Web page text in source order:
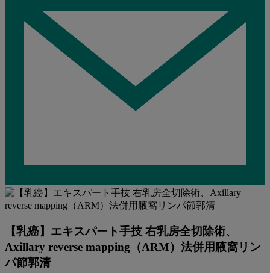
【乳癌】エキスパート手技 右乳房全切除術、
Axillary reverse mapping（ARM）法併⽤腋窩リン
パ節郭清